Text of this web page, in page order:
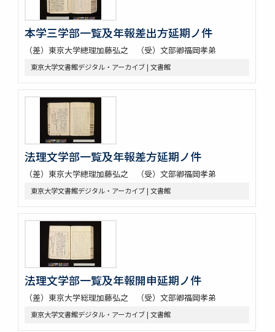
本学三学部一覧及年報差出方延期ノ件
（差）東京大学總理加藤弘之 （受）文部卿福岡孝弟
東京大学文書館デジタル・アーカイブ | 文書館
法理文学部一覧及年報差方延期ノ件
（差）東京大学總理加藤弘之 （受）文部卿福岡孝弟
東京大学文書館デジタル・アーカイブ | 文書館
法理文学部一覧及年報開申延期ノ件
（差）東京大学総理加藤弘之 （受）文部卿福岡孝弟
東京大学文書館デジタル・アーカイブ | 文書館